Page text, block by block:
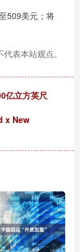
509美元；将
表本站观点。
亿立方英尺
x New